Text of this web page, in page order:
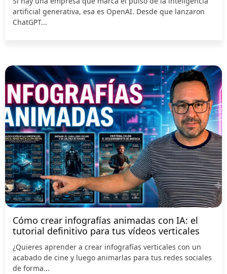
artificial generativa, esa es OpenAI. Desde que lanzaron
ChatGPT...
Cómo crear infografías animadas con IA: el
tutorial definitivo para tus vídeos verticales
¿Quieres aprender a crear infografías verticales con un
acabado de cine y luego animarlas para tus redes sociales
de forma...